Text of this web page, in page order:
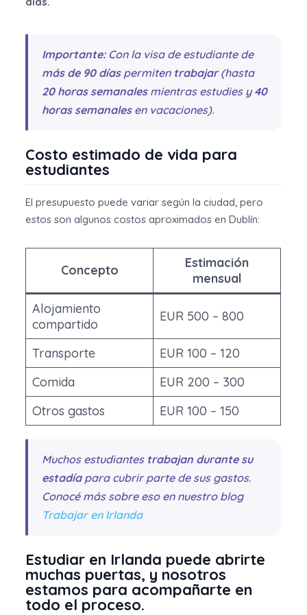
Importante: Con la visa de estudiante de
más de 90 díaspermiten trabajar(hasta
20 horas semanalesmientras estudies y 40
horas semanalesen vacaciones).
Costo estimado de vida para
estudiantes
El presupuesto puede variar según la ciudad, pero
estos son algunos costos aproximados en Dublín:
Concepto
Estimación
mensual
Alojamiento
compartido
EUR 500 – 800
Transporte
EUR 100 – 120
Comida
EUR 200 – 300
Otros gastos
EUR 100 – 150
Muchos estudiantes trabajan durante su
estadíapara cubrir parte de sus gastos.
Conocé más sobre eso en nuestro blog
Trabajar en Irlanda
Estudiar en Irlanda puede abrirte
muchas puertas, y nosotros
estamos para acompañarte en
todo el proceso.